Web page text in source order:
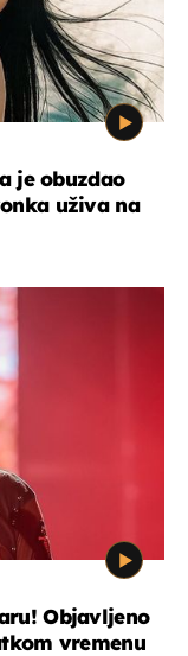
je obuzdao
uživa na
Objavljeno
vremenu